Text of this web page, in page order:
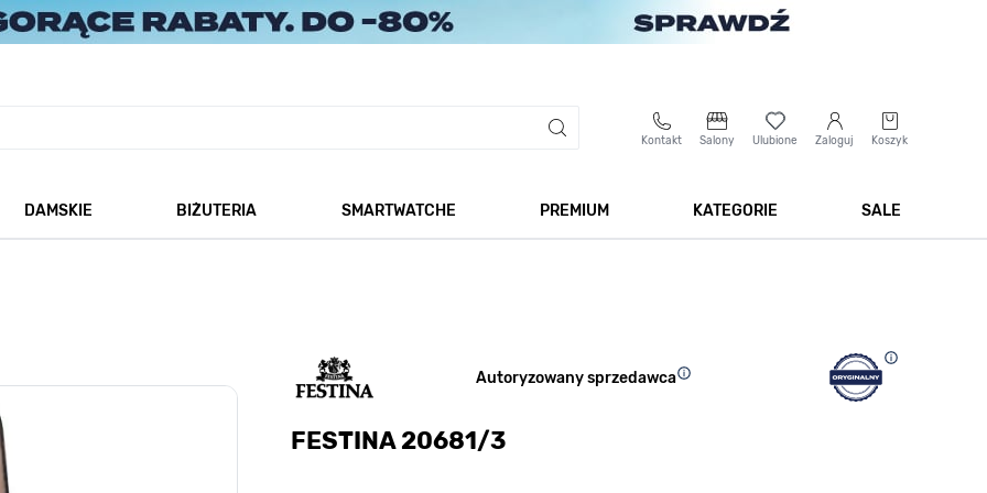
Kontakt Salony Ulubione Zaloguj Koszyk
DAMSKIE
BIŻUTERIA
SMARTWATCHE
PREMIUM
KATEGORIE
SALE
Autoryzowany sprzedawca
FESTINA 20681/3